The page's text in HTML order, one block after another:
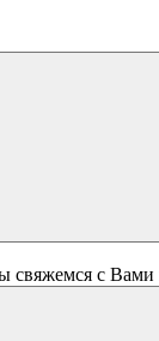
свяжемся с